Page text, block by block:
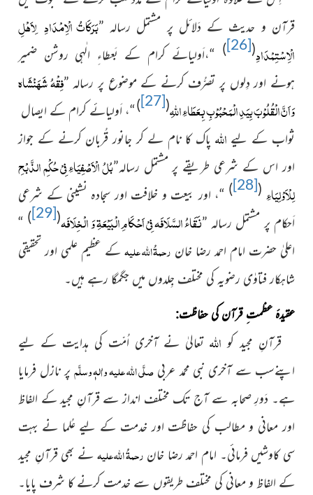
قرآن و حدیث کے دَلائل پر مشتمل رسالہ ”بَرَکَاتُ الْاِمْدَادِ لِاَھْلِ
الْاِسْتِمْدَادِ(
[26]
) “،اَولیائے کرام کے بَعطاءِ الٰہی روشن ضمیر
ہونے اور دِلوں پر تصرُّف کرنے کے موضوع پر رسالہ ”فِقْہُ شَھَنْشَاہ
وَاَنَّ الْقُلُوْبَ بِیَدِ الْمَحْبُوْبِ بِعَطَاءِ اللّٰہِ(
[27]
)“، اَولیائے کرام کے ایصال
ثواب کے لیے اللہ پاک کا نام لے کر جانور قُربان کرنے کے جواز
اور اس کے شرعی طریقے پر مشتمل رسالہ”بُلُ الْاَصْفِیَاءِ فِیْ حُکْمِ الذَّبْحِ
لِلْاَوْلِیَاءِ (
[28]
) “، اور بیعت و خلافت اور سجادہ نشینی کے شرعی
اَحکام پر مشتمل رسالہ ”نَقَاءُ السَّلَافَہ فِیْ اَحْکَامِ الْبَیْعَۃِ وَ الْخِلَافَہ(
[29]
)
“
اعلیٰ حضرت امام احمد رضا خان رحمۃُ اللہ علیہکے عظیم علمی اور تحقیقی
شاہکار فتاوٰی رضویہ کی مختلف جِلدوں میں جگمگا رہے ہیں۔
عقیدۂ عظمت ِ قرآن کی حفاظت:
قرآنِ مجید کو اللہتعالیٰ نے آخری اُمّت کی ہدایت کے لیے
اپنےسب سے آخری نبی محمد عربیصلَّی اللہ علیہ واٰلہٖ وسلَّمپر نازل فرمایا
ہے۔ دَورِ صحابہ سے آج تک مختلف انداز سے قرآنِ مجید کے الفاظ
اور معانی و مطالب کی حفاظت اور خدمت کے لیے عُلما نے بہت
سی کاوشیں فرمائی۔ امام احمد رضا خان رحمۃُ اللہ علیہنے بھی قرآنِ مجید
کے الفاظ و معانی کی مختلف طریقوں سے خدمت کرنے کا شرف پایا۔